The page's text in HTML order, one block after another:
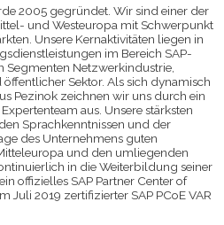
2005 gegründet. Wir sind einer der
und Westeuropa mit Schwerpunkt
Unsere Kernaktivitäten liegen in
im Bereich SAP-
Segmenten Netzwerkindustrie,
Sektor. Als sich dynamisch
Pezinok zeichnen wir uns durch ein
aus. Unsere stärksten
Sprachkenntnissen und der
des Unternehmens guten
und den umliegenden
in die Weiterbildung seiner
offizielles SAP Partner Center of
Juli 2019 zertifizierter SAP PCoE VAR